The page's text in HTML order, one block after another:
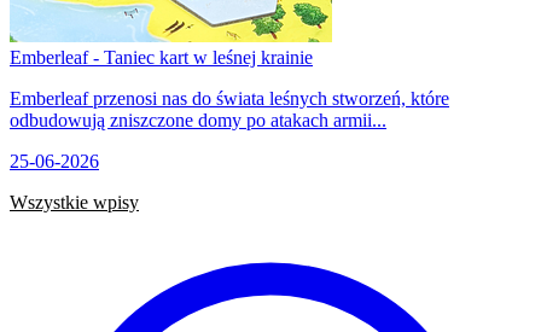
Emberleaf - Taniec kart w leśnej krainie
Emberleaf przenosi nas do świata leśnych stworzeń, które
odbudowują zniszczone domy po atakach armii...
25-06-2026
Wszystkie wpisy